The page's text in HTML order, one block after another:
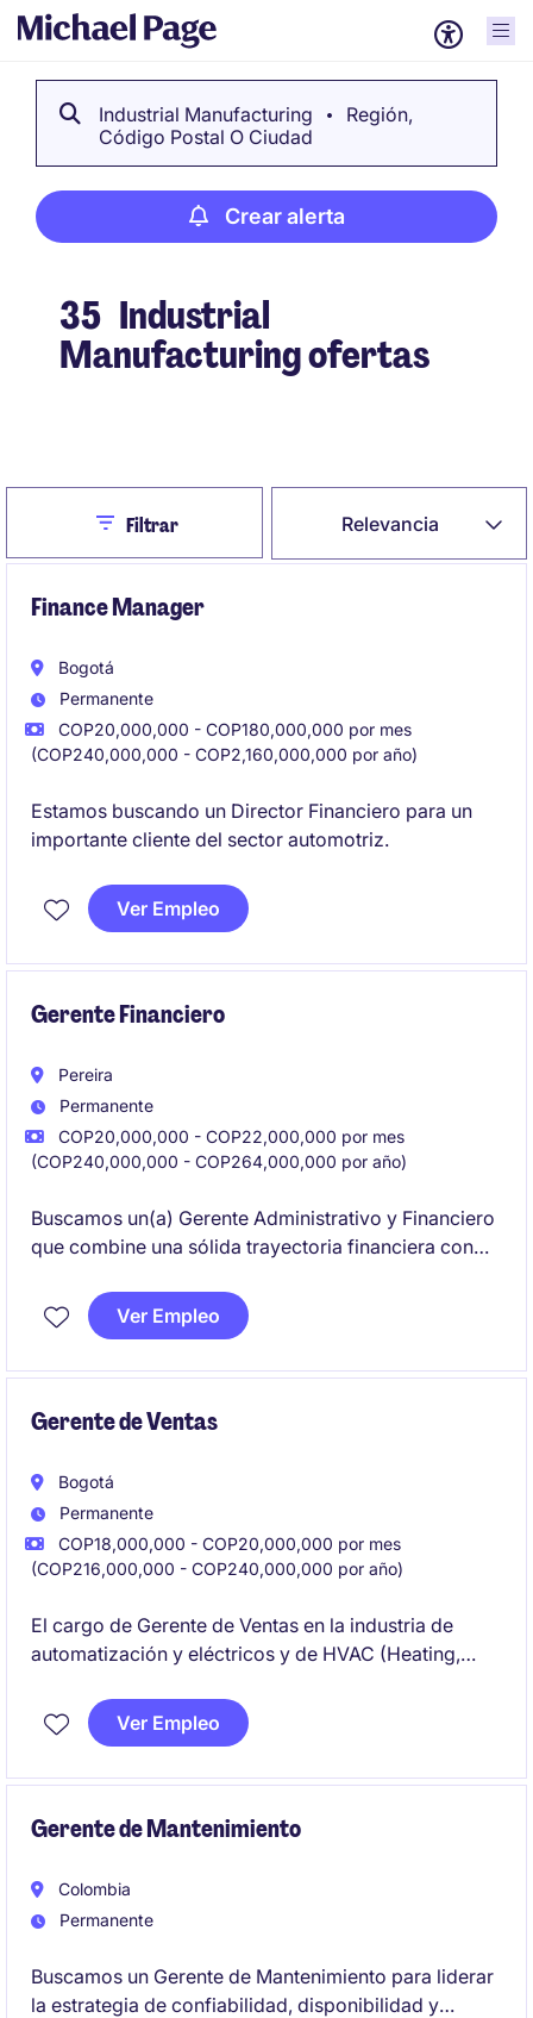
Industrial Manufacturing
Región,
Código Postal O Ciudad
Crear alerta
35 Industrial
Manufacturing ofertas
Relevancia
CloseFiltrar
Finance Manager
Bogotá
Permanente
COP20,000,000 - COP180,000,000 por mes
(COP240,000,000 - COP2,160,000,000 por año)
Estamos buscando un Director Financiero para un
importante cliente del sector automotriz.
Ver Empleo
Gerente Financiero
Pereira
Permanente
COP20,000,000 - COP22,000,000 por mes
(COP240,000,000 - COP264,000,000 por año)
Buscamos un(a) Gerente Administrativo y Financiero
que combine una sólida trayectoria financiera con
administrativa, capaz de fortalecer la estructura
administrativa, contable, tributaria y tecnológica de
evolución.
Ver Empleo
Gerente de Ventas
Bogotá
Permanente
COP18,000,000 - COP20,000,000 por mes
(COP216,000,000 - COP240,000,000 por año)
El cargo de Gerente de Ventas en la industria de
automatización y eléctricos y de HVAC (Heating,
liderar estrategias comerciales y gestionar equipos
de ventas para alcanzar los objetivos establecidos.
contar con experiencia en el sector de HVAC.
Ver Empleo
Gerente de Mantenimiento
Colombia
Permanente
Buscamos un Gerente de Mantenimiento para liderar
la estrategia de confiabilidad, disponibilidad y